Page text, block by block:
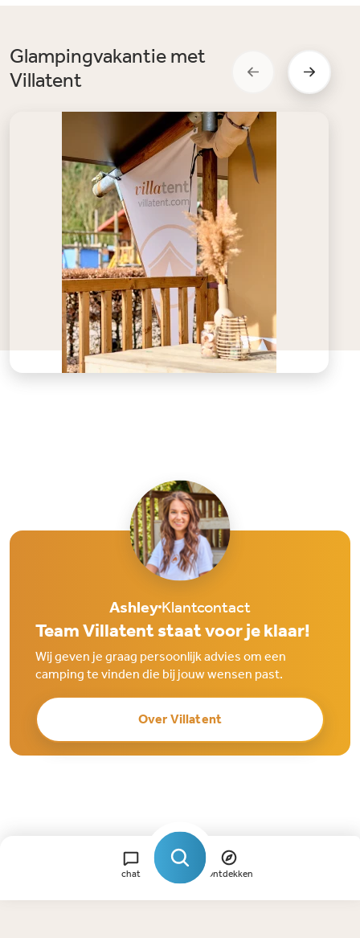
Glampingvakantie met
Villatent
Ashley Klantcontact
Team Villatent staat voor je klaar!
Wij geven je graag persoonlijk advies om een
camping te vinden die bij jouw wensen past.
Over Villatent
chat Ontdekken